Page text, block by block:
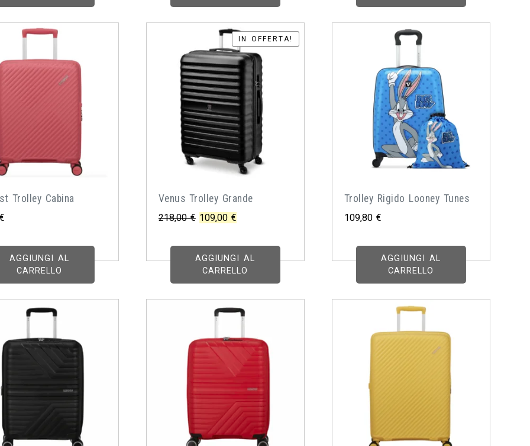
198,00 €.99,00 €.
Trolley Cabina
€
AGGIUNGI AL
CARRELLO
IN OFFERTA!
IN OFFERTA!
Venus Trolley Grande
218,00€ Il
era:
218,00 €.
109,00 €Il
è:
109,00 €.
AGGIUNGI AL
CARRELLO
Trolley Rigido Looney Tunes
109,80 €
AGGIUNGI AL
CARRELLO